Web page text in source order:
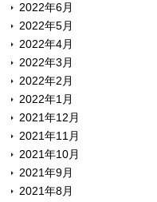
2022年6月
2022年5月
2022年4月
2022年3月
2022年2月
2022年1月
2021年12月
2021年11月
2021年10月
2021年9月
2021年8月